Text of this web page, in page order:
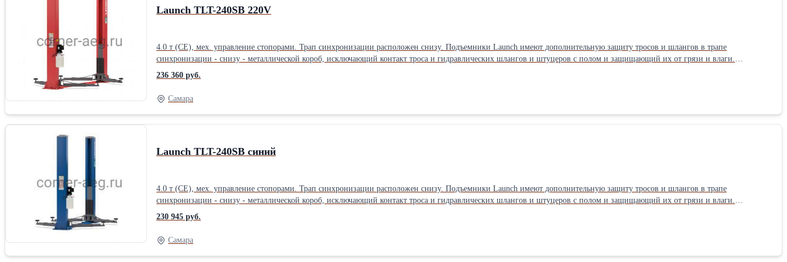
Launch TLT-240SB 220V
4.0 т (CE), мех. управление стопорами. Трап синхронизации расположен снизу. Подъемники Launch имеют дополнительную защиту тросов и шлангов в трапе
синхронизации - снизу - металлической короб, исключающий контакт троса и гидравлических шлангов и штуцеров с полом и защищающий их от грязи и влаги.
Двухстоечные подъемники Launch сертифицированы по европейским стандартам CE, таким образом фактическая грузоподъемность даже базовых моделей в 3.5 тонны
превосходит аналоги других китайских производителей, имеющих маркировку 4 тонны (не сертифицированных по стандартам CE).Производитель: Launch Назначение:
Для автосервиса Тип: Электрогидравлические Количество стоек: Двухстоечные Грузоподъемность: 4 тонны Страна: Китайские
236 360 руб.
Самара
Launch TLT-240SB синий
4.0 т (CE), мех. управление стопорами. Трап синхронизации расположен снизу. Подъемники Launch имеют дополнительную защиту тросов и шлангов в трапе
синхронизации - снизу - металлической короб, исключающий контакт троса и гидравлических шлангов и штуцеров с полом и защищающий их от грязи и влаги.
Двухстоечные подъемники Launch сертифицированы по европейским стандартам CE, таким образом фактическая грузоподъемность даже базовых моделей в 3.5 тонны
превосходит аналоги других китайских производителей, имеющих маркировку 4 тонны (не сертифицированных по стандартам CE).Производитель: Launch Назначение:
Для автосервиса Тип: Электрогидравлические Количество стоек: Двухстоечные Грузоподъемность: 4 тонны Страна: Китайские
230 945 руб.
Самара